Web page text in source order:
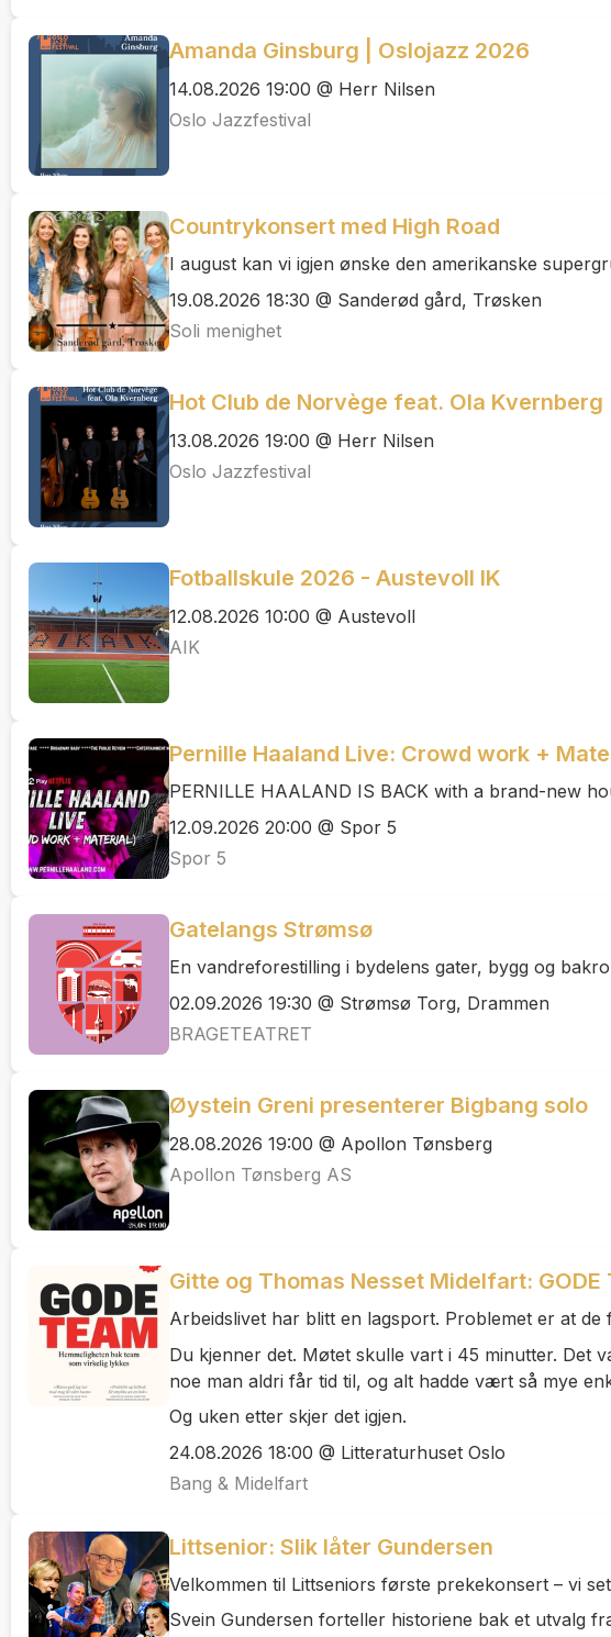
Amanda Ginsburg | Oslojazz 2026
14.08.2026 19:00 @ Herr Nilsen
Oslo Jazzfestival
Countrykonsert med High Road
I august kan vi igjen ønske den amerikanske
19.08.2026 18:30 @ Sanderød gård, Trøsken
Soli menighet
Hot Club de Norvège feat. Ola
13.08.2026 19:00 @ Herr Nilsen
Oslo Jazzfestival
Fotballskule 2026 - Austevoll IK
12.08.2026 10:00 @ Austevoll
AIK
Pernille Haaland Live: Crowd work +
PERNILLE HAALAND IS BACK with a brand-new
12.09.2026 20:00 @ Spor 5
Spor 5
Gatelangs Strømsø
En vandreforestilling i bydelens gater, bygg og
02.09.2026 19:30 @ Strømsø Torg, Drammen
BRAGETEATRET
Øystein Greni presenterer Bigbang solo
28.08.2026 19:00 @ Apollon Tønsberg
Apollon Tønsberg AS
Gitte og Thomas Nesset Midelfart: GODE
Arbeidslivet har blitt en lagsport. Problemet er at
Du kjenner det. Møtet skulle vart i 45 minutter. Det
noe man aldri får tid til, og alt hadde vært så mye
Og uken etter skjer det igjen.
24.08.2026 18:00 @ Litteraturhuset Oslo
Bang & Midelfart
Littsenior: Slik låter Gundersen
Velkommen til Littseniors første prekekonsert – vi
Svein Gundersen forteller historiene bak et utvalg